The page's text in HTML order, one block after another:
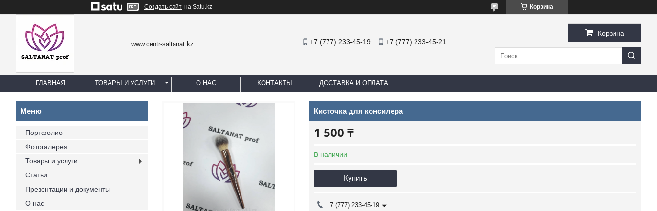
Создать сайт на Satu.kz Корзина
www.centr-saltanat.kz +7 (777) 233-45-19 +7 (777) 233-45-21
Корзина
ГЛАВНАЯ ТОВАРЫ И УСЛУГИ О НАС КОНТАКТЫ ДОСТАВКА И ОПЛАТА
Кисточка для консилера
1 500 ₸
В наличии
Купить
+7 (777) 233-45-19
Портфолио
Фотогалерея
Товары и услуги
Статьи
Презентации и документы
О нас